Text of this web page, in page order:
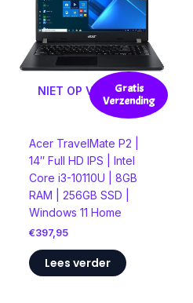
Gratis
Verzending
NIET OP VOORRAAD
Acer TravelMate P2 |
14″ Full HD IPS | Intel
Core i3-10110U | 8GB
RAM | 256GB SSD |
Windows 11 Home
€397,95
Lees verder